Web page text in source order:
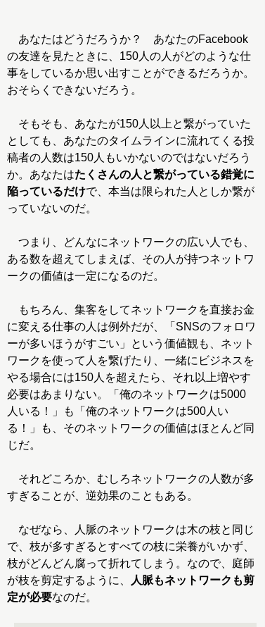
あなたはどうだろうか？ あなたのFacebook
の友達を見たときに、150人の人がどのような仕
事をしているか思い出すことができるだろうか。
おそらくできないだろう。
そもそも、あなたが150人以上と繋がっていた
としても、あなたのタイムラインに流れてくる投
稿者の人数は150人もいかないのではないだろう
か。あなたはたくさんの人と繋がっている錯覚に
陥っているだけで、本当は限られた人としか繋が
っていないのだ。
つまり、どんなにネットワークの広い人でも、
ある数を超えてしまえば、その人が持つネットワ
ークの価値は一定になるのだ。
もちろん、集客をしてネットワークを直接お金
に変える仕事の人は例外だが、「SNSのフォロワ
ーが多いほうがすごい」という価値観も、ネット
ワークを使って人を繋げたり、一緒にビジネスを
やる場合には150人を超えたら、それ以上増やす
必要はあまりない。「俺のネットワークは5000
人いる！」も「俺のネットワークは500人い
る！」も、そのネットワークの価値はほとんど同
じだ。
それどころか、むしろネットワークの人数が多
すぎることが、逆効果のこともある。
なぜなら、人脈のネットワークは木の枝と同じ
で、枝が多すぎるとすべての枝に栄養がいかず、
枝がどんどん腐って折れてしまう。なので、庭師
が枝を剪定するように、
人脈もネットワークも剪
定が必要なのだ。